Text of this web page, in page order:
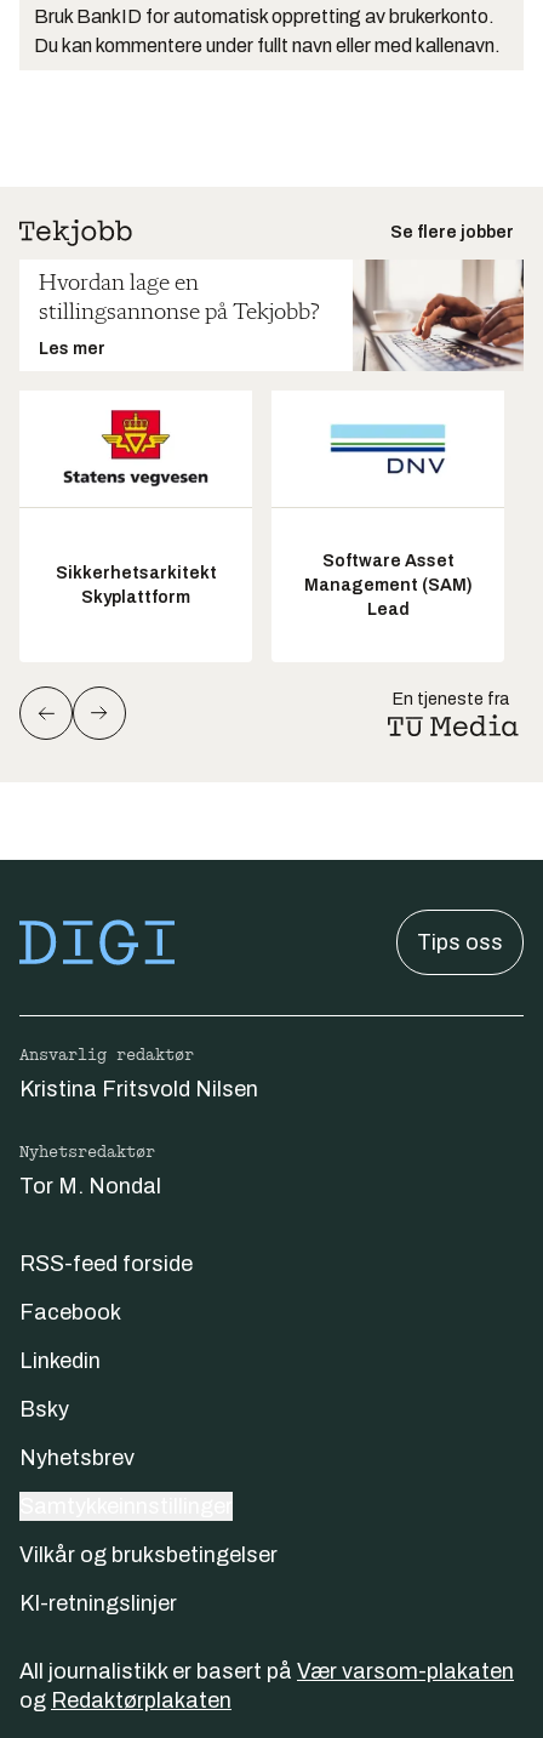
Bruk BankID for automatisk oppretting av brukerkonto.
Du kan kommentere under fullt navn eller med kallenavn.
Se flere jobber
Hvordan lage en
stillingsannonse på Tekjobb?
Les mer
Sikkerhetsarkitekt
Skyplattform
Software Asset
Management (SAM)
Lead
En tjeneste fra
Tips oss
Ansvarlig redaktør
Kristina Fritsvold Nilsen
Nyhetsredaktør
Tor M. Nondal
RSS-feed forside
Facebook
Linkedin
Bsky
Nyhetsbrev
Vilkår og bruksbetingelser
KI-retningslinjer
All journalistikk er basert på Vær varsom-plakaten
og Redaktørplakaten